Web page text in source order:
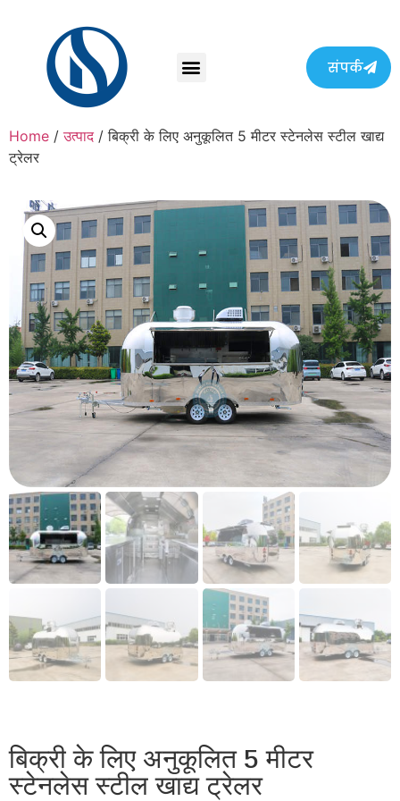
संपर्क
Home /उत्पाद/ बिक्री के लिए अनुकूलित 5 मीटर स्टेनलेस स्टील खाद्य
ट्रेलर
बिक्री के लिए अनुकूलित 5 मीटर
स्टेनलेस स्टील खाद्य ट्रेलर